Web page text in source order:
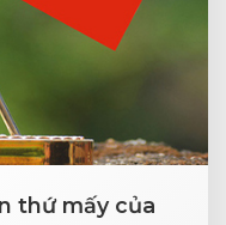
thứ mấy của